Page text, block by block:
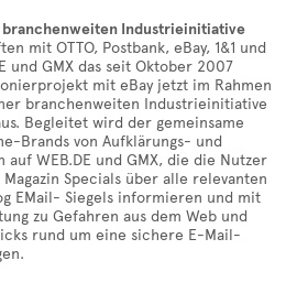
Industrieinitiative
mit OTTO, Postbank, eBay, 1&1 und
und GMX das seit Oktober 2007
mit eBay jetzt im Rahmen
branchenweiten Industrieinitiative
Begleitet wird der gemeinsame
Brands von Aufklärungs- und
auf WEB.DE und GMX, die die Nutzer
Specials über alle relevanten
EMail- Siegels informieren und mit
zu Gefahren aus dem Web und
rund um eine sichere E-Mail-